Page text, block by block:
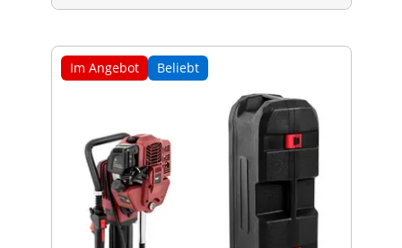
Im Angebot Beliebt